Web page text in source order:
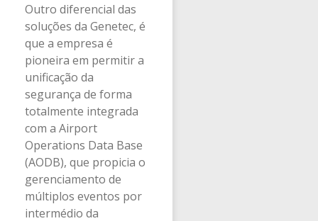
Outro diferencial das
soluções da Genetec, é
que a empresa é
pioneira em permitir a
unificação da
segurança de forma
totalmente integrada
com a Airport
Operations Data Base
(AODB), que propicia o
gerenciamento de
múltiplos eventos por
intermédio da